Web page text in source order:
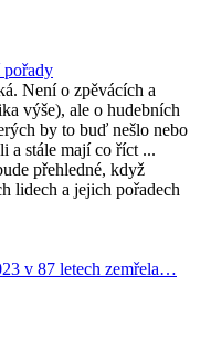
pořady
Není o zpěvácích a
výše), ale o hudebních
by to buď nešlo nebo
a stále mají co říct ...
přehledné, když
lidech a jejich pořadech
v 87 letech zemřela…